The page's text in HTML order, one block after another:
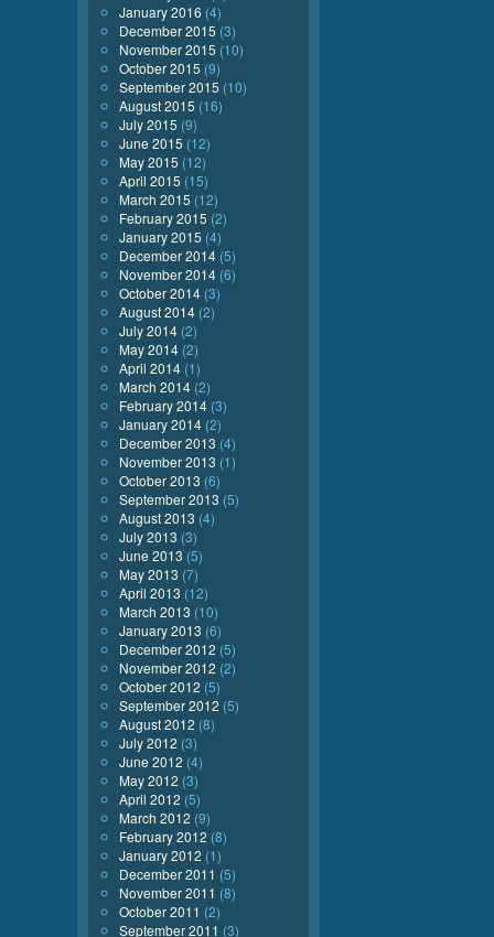
January 2016 (4)
December 2015 (3)
November 2015 (10)
October 2015 (9)
September 2015 (10)
August 2015 (16)
July 2015 (9)
June 2015 (12)
May 2015 (12)
April 2015 (15)
March 2015 (12)
February 2015 (2)
January 2015 (4)
December 2014 (5)
November 2014 (6)
October 2014 (3)
August 2014 (2)
July 2014 (2)
May 2014 (2)
April 2014 (1)
March 2014 (2)
February 2014 (3)
January 2014 (2)
December 2013 (4)
November 2013 (1)
October 2013 (6)
September 2013 (5)
August 2013 (4)
July 2013 (3)
June 2013 (5)
May 2013 (7)
April 2013 (12)
March 2013 (10)
January 2013 (6)
December 2012 (5)
November 2012 (2)
October 2012 (5)
September 2012 (5)
August 2012 (8)
July 2012 (3)
June 2012 (4)
May 2012 (3)
April 2012 (5)
March 2012 (9)
February 2012 (8)
January 2012 (1)
December 2011 (5)
November 2011 (8)
October 2011 (2)
September 2011 (3)